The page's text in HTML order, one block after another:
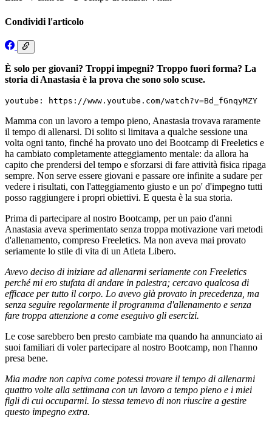
Condividi l'articolo
È solo per giovani? Troppi impegni? Troppo fuori forma? La
storia di Anastasia è la prova che sono solo scuse.
youtube: https://www.youtube.com/watch?v=Bd_fGnqyMZY
Mamma con un lavoro a tempo pieno, Anastasia trovava raramente
il tempo di allenarsi. Di solito si limitava a qualche sessione una
volta ogni tanto, finché ha provato uno dei Bootcamp di Freeletics e
ha cambiato completamente atteggiamento mentale: da allora ha
capito che prendersi del tempo e sforzarsi di fare attività fisica ripaga
sempre. Non serve essere giovani e passare ore infinite a sudare per
vedere i risultati, con l'atteggiamento giusto e un po' d'impegno tutti
posso raggiungere i propri obiettivi. E questa è la sua storia.
Prima di partecipare al nostro Bootcamp, per un paio d'anni
Anastasia aveva sperimentato senza troppa motivazione vari metodi
d'allenamento, compreso Freeletics. Ma non aveva mai provato
seriamente lo stile di vita di un Atleta Libero.
Avevo deciso di iniziare ad allenarmi seriamente con Freeletics
perché mi ero stufata di andare in palestra; cercavo qualcosa di
efficace per tutto il corpo. Lo avevo già provato in precedenza, ma
senza seguire regolarmente il programma d'allenamento e senza
fare troppa attenzione a come eseguivo gli esercizi.
Le cose sarebbero ben presto cambiate ma quando ha annunciato ai
suoi familiari di voler partecipare al nostro Bootcamp, non l'hanno
presa bene.
Mia madre non capiva come potessi trovare il tempo di allenarmi
quattro volte alla settimana con un lavoro a tempo pieno e i miei
figli di cui occuparmi. Io stessa temevo di non riuscire a gestire
questo impegno extra.